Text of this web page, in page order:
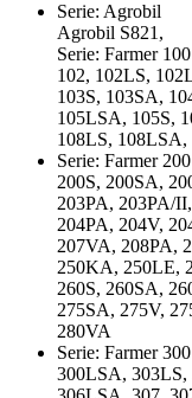
Serie:
Agrobil S821,
Serie:
102, 102LS,
103S, 103SA,
105LSA, 105S,
108LS, 108LSA,
Serie:
200S, 200SA,
203PA, 203PA/
204PA, 204V,
207VA, 208PA,
250KA, 250LE,
260S, 260SA,
275SA, 275V,
280VA
Serie:
300LSA,